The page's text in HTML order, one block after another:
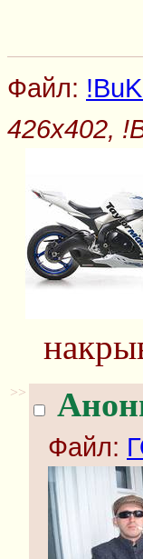
Файл:
426x402,
>>
Файл: